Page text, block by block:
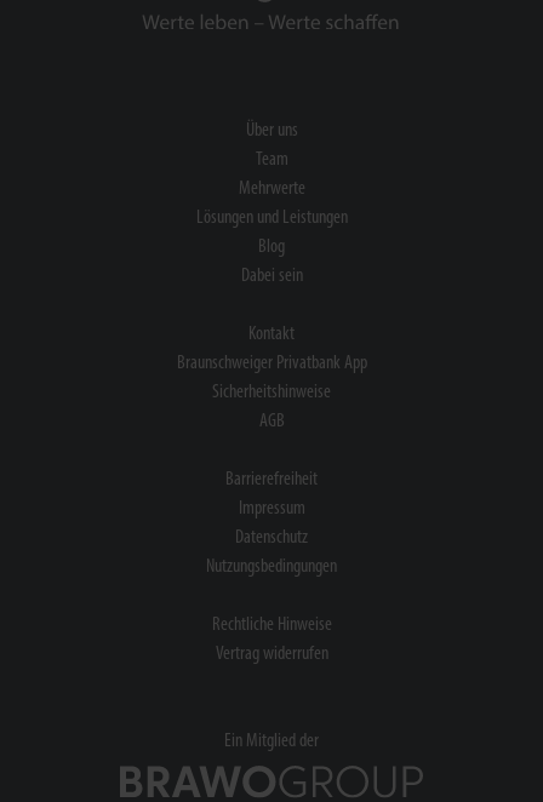
Über uns
Team
Mehrwerte
Lösungen und Leistungen
Blog
Dabei sein
Kontakt
Braunschweiger Privatbank App
Sicherheitshinweise
AGB
Barrierefreiheit
Impressum
Datenschutz
Nutzungsbedingungen
Rechtliche Hinweise
Vertrag widerrufen
Ein Mitglied der